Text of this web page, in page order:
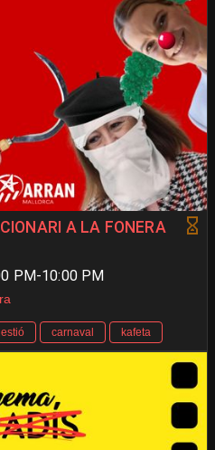
A LA FONERA
PM-10:00 PM
carnaval kafeta